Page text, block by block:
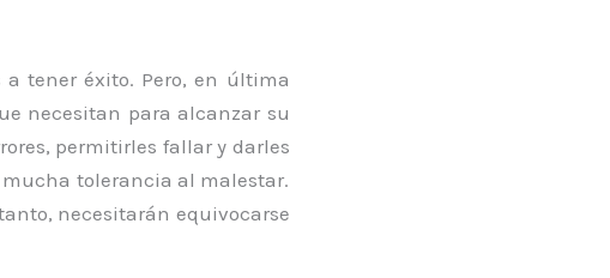
tener éxito. Pero, en última
necesitan para alcanzar su
permitirles fallar y darles
tolerancia al malestar.
necesitarán equivocarse